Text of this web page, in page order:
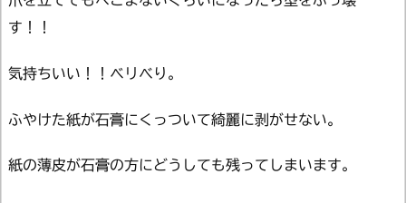
す！！
気持ちいい！！ベリべり。
ふやけた紙が石膏にくっついて綺麗に剥がせない。
紙の薄皮が石膏の方にどうしても残ってしまいます。